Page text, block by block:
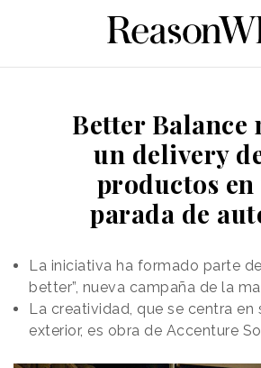
Better Balance
un delivery
productos en
parada de
La iniciativa ha formado parte
better”, nueva campaña de la
La creatividad, que se centra en
exterior, es obra de Accenture